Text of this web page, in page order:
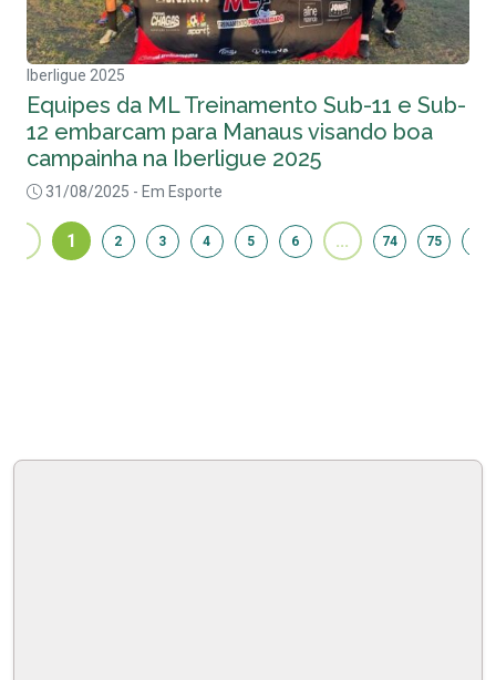
Iberligue 2025
Equipes da ML Treinamento Sub-11 e Sub-
12 embarcam para Manaus visando boa
campainha na Iberligue 2025
31/08/2025 - Em Esporte
1 2 3 4 5 6 ... 74 75